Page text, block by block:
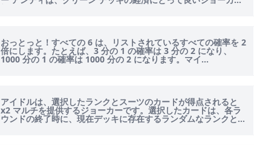
初期ゲームです。利子が得...
おっとっと！すべての 6 は、リストされているすべての確率を 2
倍にします。たとえば、3 分の 1 の確率は 3 分の 2 になり、
1000 分の 1 の確率は 1000 分の 2 になります。マイ...
アイドルは、選択したランクとスーツのカードが得点されると
x2 マルチを提供するジョーカーです。選択したカードは、各ラ
ウンドの終了時に、現在デッキに存在するランダムなランクとス
ーツに設定されます。たと...